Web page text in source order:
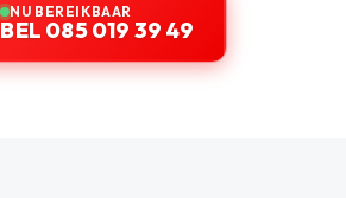
NU BEREIKBAAR
BEL 085 019 39 49